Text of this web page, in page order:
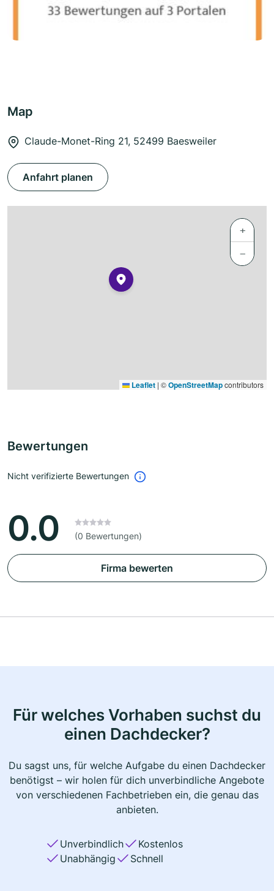
Map
Claude-Monet-Ring 21, 52499 Baesweiler
Anfahrt planen
+
−
Leaflet | ©OpenStreetMapcontributors
Bewertungen
Nicht verifizierte Bewertungen
0.0 (0 Bewertungen)
Firma bewerten
Für welches Vorhaben suchst du
einen Dachdecker?
Du sagst uns, für welche Aufgabe du einen Dachdecker
benötigst – wir holen für dich unverbindliche Angebote
von verschiedenen Fachbetrieben ein, die genau das
anbieten.
Unverbindlich
Kostenlos
Unabhängig
Schnell